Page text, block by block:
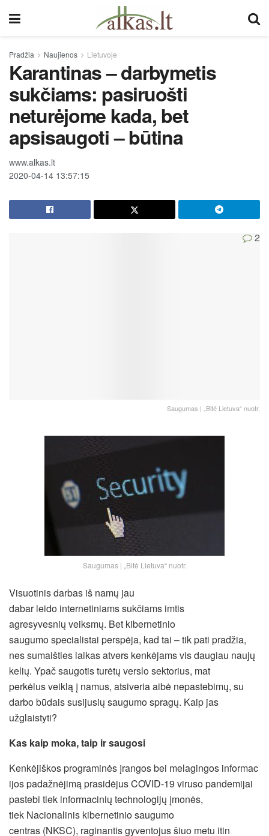
Pradžia Naujienos Lietuvoje
Karantinas – darbymetis
sukčiams: pasiruošti
neturėjome kada, bet
apsisaugoti – būtina
www.alkas.lt
2020-04-14 13:57:15
2
Saugumas | „Bitė Lietuva“ nuotr.
Saugumas | „Bitė Lietuva“ nuotr.
Visuotinis darbas iš namų jau
dabar leido internetiniams sukčiams imtis
agresyvesnių veiksmų. Bet kibernetinio
saugumo specialistai perspėja, kad tai – tik pati pradžia,
nes sumaišties laikas atvers kenkėjams vis daugiau naujų
kelių. Ypač saugotis turėtų verslo sektorius, mat
perkėlus veiklą į namus, atsiveria aibė nepastebimų, su
darbo būdais susijusių saugumo spragų. Kaip jas
užglaistyti?
Kas kaip moka, taip ir saugosi
Kenkėjiškos programinės įrangos bei melagingos informac
ijos padažnėjimą prasidėjus COVID-19 viruso pandemijai
pastebi tiek informacinių technologijų įmonės,
tiek Nacionalinis kibernetinio saugumo
centras (NKSC), raginantis gyventojus šiuo metu itin